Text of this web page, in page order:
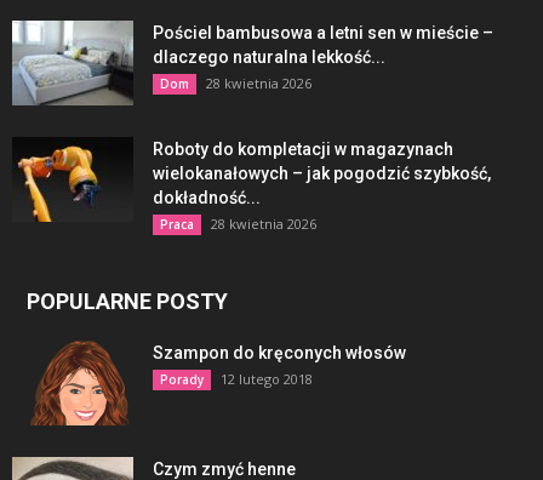
Pościel bambusowa a letni sen w mieście –
dlaczego naturalna lekkość...
Dom 28 kwietnia 2026
Roboty do kompletacji w magazynach
wielokanałowych – jak pogodzić szybkość,
dokładność...
Praca 28 kwietnia 2026
POPULARNE POSTY
Szampon do kręconych włosów
Porady 12 lutego 2018
Czym zmyć henne